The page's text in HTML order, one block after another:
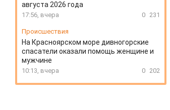
августа 2026 года
17:56, вчера 0 231
Происшествия
На Красноярском море дивногорские
спасатели оказали помощь женщине и
мужчине
10:13, вчера 0 202